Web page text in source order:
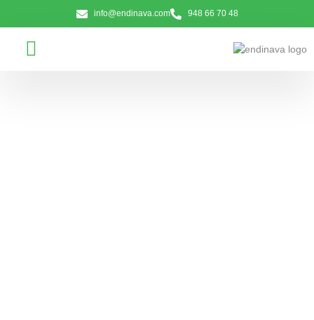
info@endinava.com 948 66 70 48